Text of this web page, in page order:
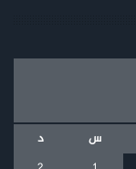
س
د